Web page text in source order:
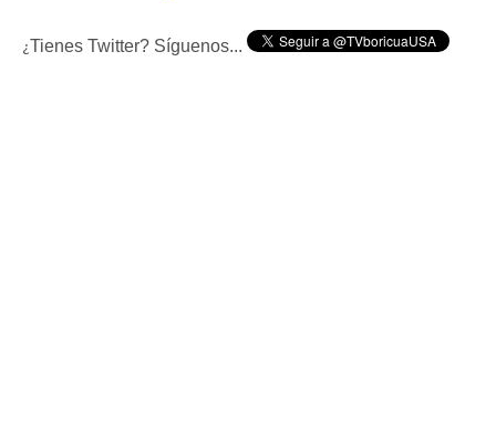
¿Tienes Twitter? Síguenos...